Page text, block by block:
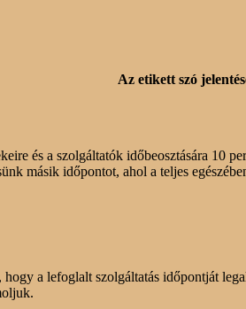
Az etikett szó
és a szolgáltatók időbeosztására 10
másik időpontot, ahol a teljes
a lefoglalt szolgáltatás időpontját
.